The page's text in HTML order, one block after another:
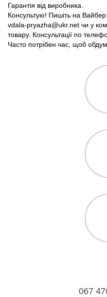
Гарантія від виробника.
Консультую! Пишіть на
vdala-pryazha@ukr.net чи у
товару. Консультації по
Часто потрібен час, щоб
067